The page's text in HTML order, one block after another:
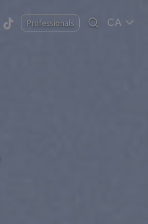
Professionals
Select
your